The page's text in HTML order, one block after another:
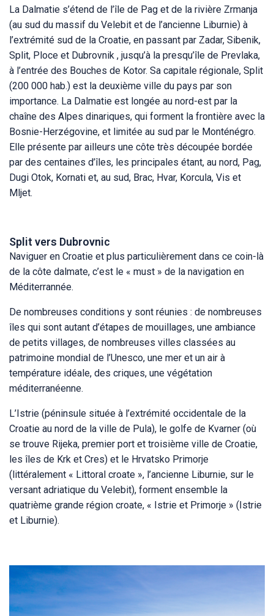
La Dalmatie s’étend de l’île de Pag et de la rivière Zrmanja
(au sud du massif du Velebit et de l’ancienne Liburnie) à
l’extrémité sud de la Croatie, en passant par Zadar, Sibenik,
Split, Ploce et Dubrovnik , jusqu’à la presqu’île de Prevlaka,
à l’entrée des Bouches de Kotor. Sa capitale régionale, Split
(200 000 hab.) est la deuxième ville du pays par son
importance. La Dalmatie est longée au nord-est par la
chaîne des Alpes dinariques, qui forment la frontière avec la
Bosnie-Herzégovine, et limitée au sud par le Monténégro.
Elle présente par ailleurs une côte très découpée bordée
par des centaines d’îles, les principales étant, au nord, Pag,
Dugi Otok, Kornati et, au sud, Brac, Hvar, Korcula, Vis et
Mljet.
Split vers Dubrovnic
Naviguer en Croatie et plus particulièrement dans ce coin-là
de la côte dalmate, c’est le « must » de la navigation en
Méditerrannée.
De nombreuses conditions y sont réunies : de nombreuses
îles qui sont autant d’étapes de mouillages, une ambiance
de petits villages, de nombreuses villes classées au
patrimoine mondial de l’Unesco, une mer et un air à
température idéale, des criques, une végétation
méditerranéenne.
L’Istrie (péninsule située à l’extrémité occidentale de la
Croatie au nord de la ville de Pula), le golfe de Kvarner (où
se trouve Rijeka, premier port et troisième ville de Croatie,
les îles de Krk et Cres) et le Hrvatsko Primorje
(littéralement « Littoral croate », l’ancienne Liburnie, sur le
versant adriatique du Velebit), forment ensemble la
quatrième grande région croate, « Istrie et Primorje » (Istrie
et Liburnie).